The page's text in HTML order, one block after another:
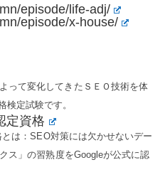
episode/life-adj/
episode/x-house/
って変化してきたＳＥＯ技術を体
検定試験です。
定資格
は：SEO対策には欠かせないデー
ス」の習熟度をGoogleが公式に認